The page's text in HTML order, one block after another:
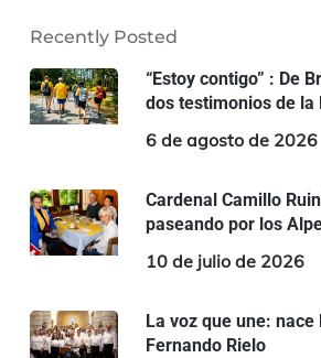
Recently Posted
“Estoy contigo” : De
dos testimonios de la
6 de agosto de 2026
Cardenal Camillo
paseando por los
10 de julio de 2026
La voz que une: nace
Fernando Rielo